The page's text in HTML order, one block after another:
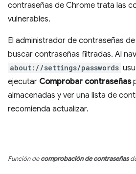
contraseñas de Chrome trata las
vulnerables.
El administrador de contraseñas
buscar contraseñas filtradas. Al
about://settings/passwords
ejecutar Comprobar contraseñas
almacenadas y ver una lista de
recomienda actualizar.
Función decomprobación de contraseñas